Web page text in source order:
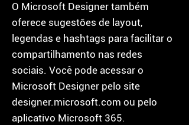
O Microsoft Designer também
oferece sugestões de layout,
legendas e hashtags para facilitar o
compartilhamento nas redes
sociais. Você pode acessar o
Microsoft Designer pelo site
designer.microsoft.com ou pelo
aplicativo Microsoft 365.